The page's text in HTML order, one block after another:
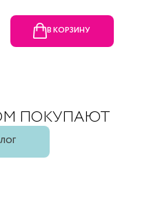
В КОРЗИНУ
ПОКУПАЮТ